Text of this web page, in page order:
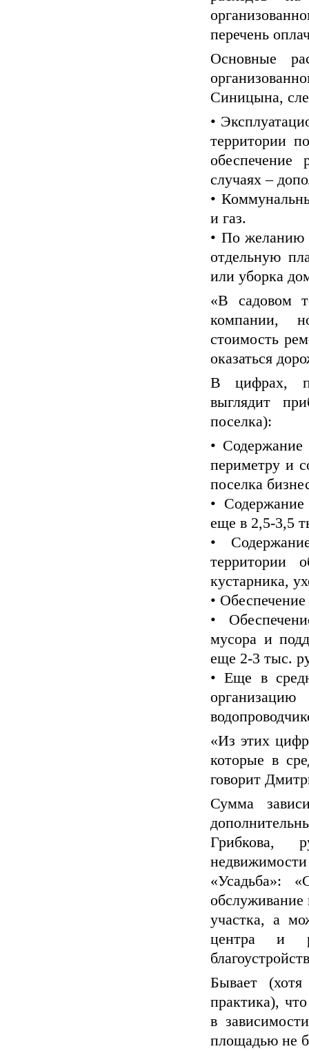
перечень
Основные
Синицына,
•
территории
обеспечение
случаях –
•
и газ.
• По желанию
отдельную
или уборка
«В садовом
компании,
стоимость
оказаться
В цифрах,
выглядит
поселка):
•
периметру и
поселка
•
еще в 2,5-3,5
•
территории
кустарника,
•
•
мусора и
еще 2-3 тыс.
• Еще в
«Из этих
которые в
говорит
Сумма
Грибкова,
«Усадьба»:
обслуживание
участка, а
центра и
Бывает
практика),
в
площадью не